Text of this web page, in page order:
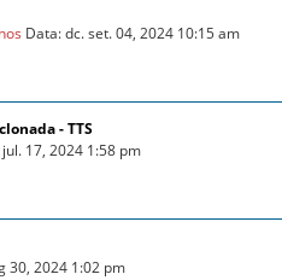
Data: dc. set. 04, 2024 10:15 am
- TTS
17, 2024 1:58 pm
30, 2024 1:02 pm